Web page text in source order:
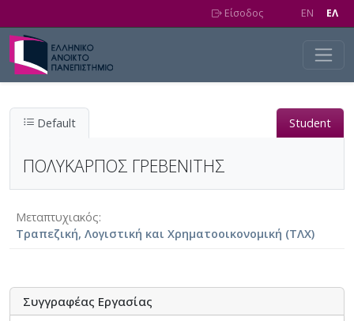
Είσοδος EN EΛ
Default Student
ΠΟΛΥΚΑΡΠΟΣ ΓΡΕΒΕΝΙΤΗΣ
Μεταπτυχιακός
Τραπεζική, Λογιστική και Χρηματοοικονομική (ΤΛΧ)
Συγγραφέας Εργασίας